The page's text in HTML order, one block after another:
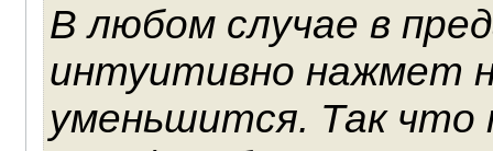
В любом случае в
интуитивно нажмет
уменьшится. Так